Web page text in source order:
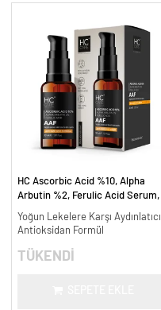
HC Ascorbic Acid %10, Alpha
Arbutin %2, Ferulic Acid Serum,
ml.
Yoğun Lekelere Karşı Aydınlatıcı
Antioksidan Formül
TÜKENDİ